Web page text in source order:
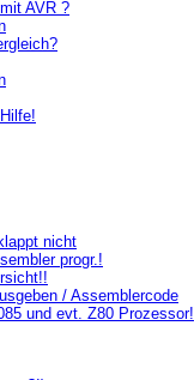
AVR ?
nicht
progr.!
/ Assemblercode
und evt. Z80 Prozessor!